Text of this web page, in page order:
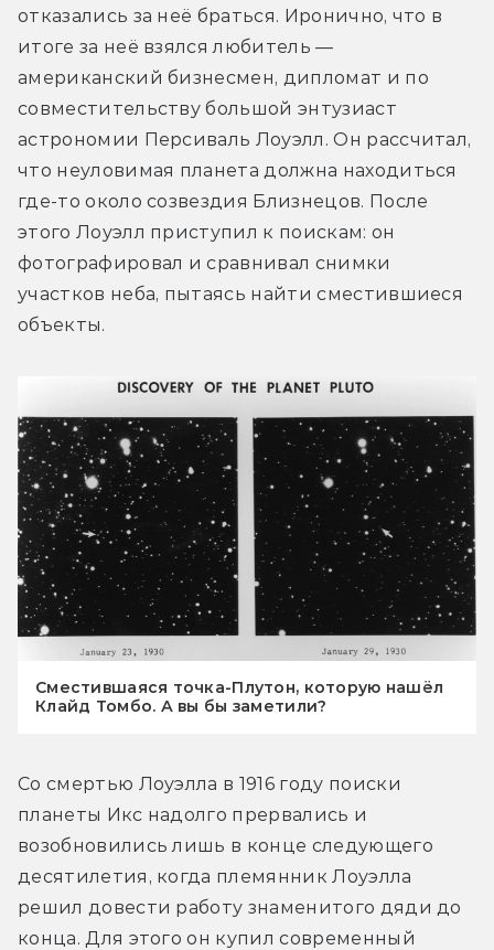
отказались за неё браться. Иронично, что в
итоге за неё взялся любитель —
американский бизнесмен, дипломат и по
совместительству большой энтузиаст
астрономии Персиваль Лоуэлл. Он рассчитал,
что неуловимая планета должна находиться
где-то около созвездия Близнецов. После
этого Лоуэлл приступил к поискам: он
фотографировал и сравнивал снимки
участков неба, пытаясь найти сместившиеся
объекты.
Сместившаяся точка-Плутон, которую нашёл
Клайд Томбо. А вы бы заметили?
Со смертью Лоуэлла в 1916 году поиски
планеты Икс надолго прервались и
возобновились лишь в конце следующего
десятилетия, когда племянник Лоуэлла
решил довести работу знаменитого дяди до
конца. Для этого он купил современный